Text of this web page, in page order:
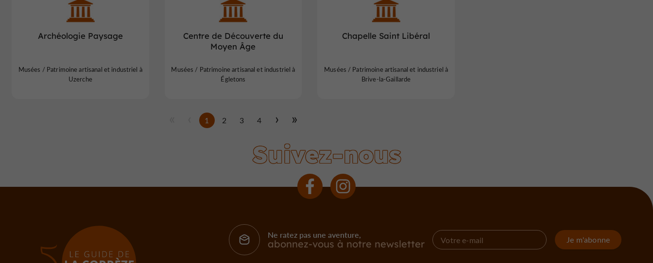
Archéologie Paysage
Musées / Patrimoine artisanal et industriel à
Uzerche
Centre de Découverte du
Moyen Âge
Musées / Patrimoine artisanal et industriel à
Égletons
Chapelle Saint Libéral
Musées / Patrimoine artisanal et industriel à
Brive-la-Gaillarde
1 2 3 4
Suivez-nous
Ne ratez pas une aventure,
abonnez-vous à notre newsletter Je m'abonne